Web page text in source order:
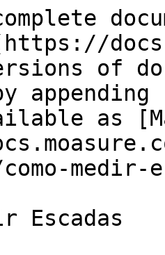
of
as
medir-
Escadas